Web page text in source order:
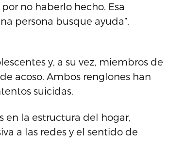
no haberlo hecho. Esa
persona busque ayuda”,
y, a su vez, miembros de
acoso. Ambos renglones han
suicidas.
en la estructura del hogar,
a las redes y el sentido de